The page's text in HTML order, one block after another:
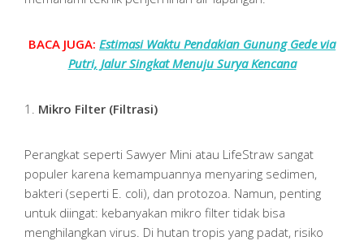
BACA JUGA: Estimasi Waktu Pendakian Gunung Gede via
Putri, Jalur Singkat Menuju Surya Kencana
1. Mikro Filter (Filtrasi)
Perangkat seperti Sawyer Mini atau LifeStraw sangat
populer karena kemampuannya menyaring sedimen,
bakteri (seperti E. coli), dan protozoa. Namun, penting
untuk diingat: kebanyakan mikro filter tidak bisa
menghilangkan virus. Di hutan tropis yang padat, risiko